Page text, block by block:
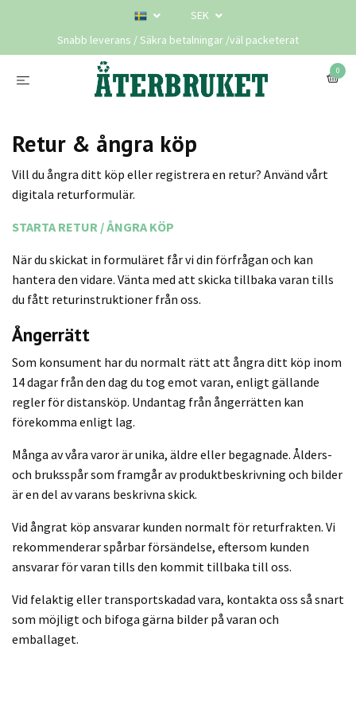
SEK
Snabb leverans / Säkra betalningar /väl packeterat
0
Retur & ångra köp
Vill du ångra ditt köp eller registrera en retur? Använd vårt
digitala returformulär.
STARTA RETUR / ÅNGRA KÖP
När du skickat in formuläret får vi din förfrågan och kan
hantera den vidare. Vänta med att skicka tillbaka varan tills
du fått returinstruktioner från oss.
Ångerrätt
Som konsument har du normalt rätt att ångra ditt köp inom
14 dagar från den dag du tog emot varan, enligt gällande
regler för distansköp. Undantag från ångerrätten kan
förekomma enligt lag.
Många av våra varor är unika, äldre eller begagnade. Ålders-
och bruksspår som framgår av produktbeskrivning och bilder
är en del av varans beskrivna skick.
Vid ångrat köp ansvarar kunden normalt för returfrakten. Vi
rekommenderar spårbar försändelse, eftersom kunden
ansvarar för varan tills den kommit tillbaka till oss.
Vid felaktig eller transportskadad vara, kontakta oss så snart
som möjligt och bifoga gärna bilder på varan och
emballaget.